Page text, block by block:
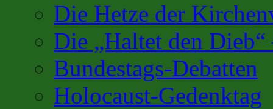
Die Hetze der
Die „Haltet den
Bundestags-Debatten
Holocaust-Gedenktag